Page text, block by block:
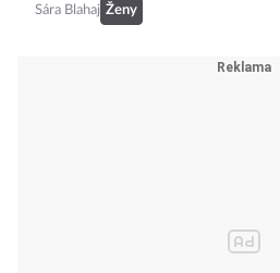
Sára Blahaj Ženy